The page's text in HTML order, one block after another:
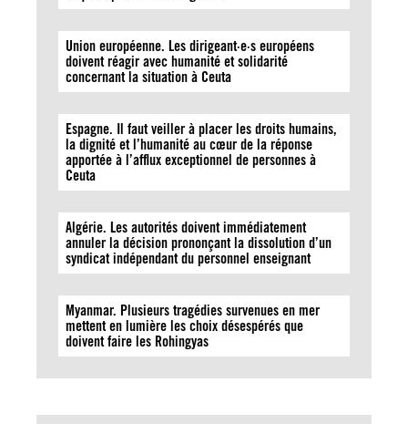
Union européenne. Les dirigeant·e·s européens
doivent réagir avec humanité et solidarité
concernant la situation à Ceuta
Espagne. Il faut veiller à placer les droits humains,
la dignité et l’humanité au cœur de la réponse
apportée à l’afflux exceptionnel de personnes à
Ceuta
Algérie. Les autorités doivent immédiatement
annuler la décision prononçant la dissolution d’un
syndicat indépendant du personnel enseignant
Myanmar. Plusieurs tragédies survenues en mer
mettent en lumière les choix désespérés que
doivent faire les Rohingyas